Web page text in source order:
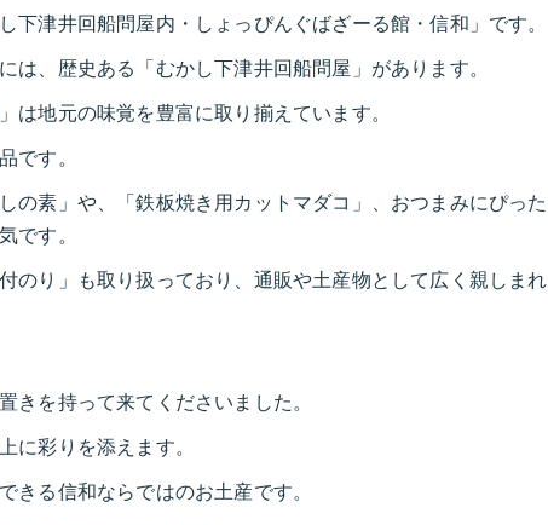
下津井回船問屋内・しょっぴんぐばざーる館・信和」です。
は、歴史ある「むかし下津井回船問屋」があります。
は地元の味覚を豊富に取り揃えています。
です。
の素」や、「鉄板焼き用カットマダコ」、おつまみにぴった
です。
のり」も取り扱っており、通販や土産物として広く親しまれ
きを持って来てくださいました。
に彩りを添えます。
きる信和ならではのお土産です。